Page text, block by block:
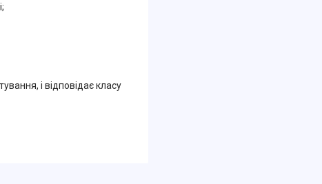
і відповідає класу